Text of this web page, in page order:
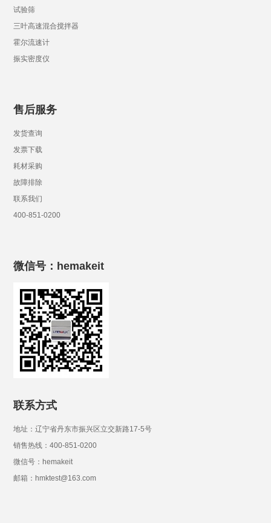
试验筛
三叶高速混合搅拌器
霍尔流速计
振实密度仪
售后服务
发货查询
发票下载
耗材采购
故障排除
联系我们
400-851-0200
微信号：hemakeit
联系方式
地址：辽宁省丹东市振兴区立交新路17-5号
销售热线：400-851-0200
微信号：hemakeit
邮箱：hmktest@163.com